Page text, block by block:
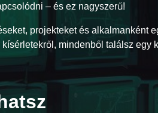
– és ez nagyszerű!
projekteket és alkalmanként
mindenből találsz egy